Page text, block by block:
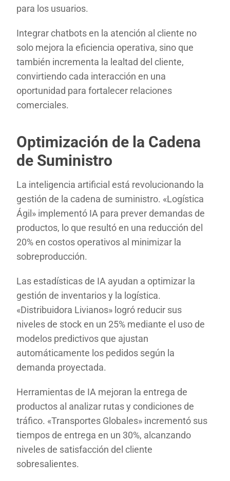
para los usuarios.
Integrar chatbots en la atención al cliente no
solo mejora la eficiencia operativa, sino que
también incrementa la lealtad del cliente,
convirtiendo cada interacción en una
oportunidad para fortalecer relaciones
comerciales.
Optimización de la Cadena
de Suministro
La inteligencia artificial está revolucionando la
gestión de la cadena de suministro. «Logística
Ágil» implementó IA para prever demandas de
productos, lo que resultó en una reducción del
20% en costos operativos al minimizar la
sobreproducción.
Las estadísticas de IA ayudan a optimizar la
gestión de inventarios y la logística.
«Distribuidora Livianos» logró reducir sus
niveles de stock en un 25% mediante el uso de
modelos predictivos que ajustan
automáticamente los pedidos según la
demanda proyectada.
Herramientas de IA mejoran la entrega de
productos al analizar rutas y condiciones de
tráfico. «Transportes Globales» incrementó sus
tiempos de entrega en un 30%, alcanzando
niveles de satisfacción del cliente
sobresalientes.